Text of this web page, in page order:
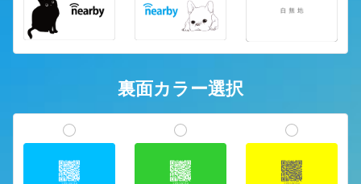
裏面カラー選択